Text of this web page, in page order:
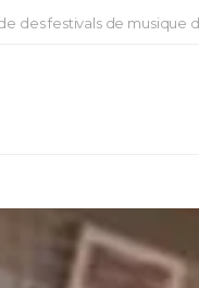
des festivals de musique